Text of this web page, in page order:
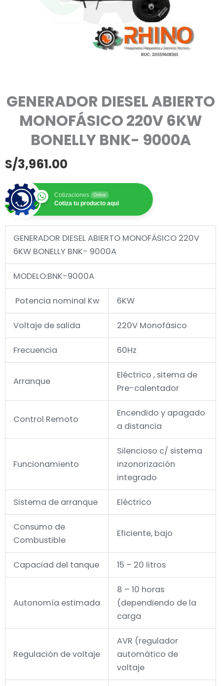
GENERADOR DIESEL ABIERTO
MONOFÁSICO 220V 6KW
BONELLY BNK- 9000A
S/3,961.00
Cotizaciones Online
Cotiza tu producto aqui
GENERADOR DIESEL ABIERTO MONOFÁSICO 220V
6KW BONELLY BNK- 9000A
MODELO:BNK-9000A
Potencia nominal Kw 6KW
Voltaje de salida 220V Monofásico
Frecuencia 60Hz
Arranque
Eléctrico , sitema de
Pre-calentador
Control Remoto
Encendido y apagado
a distancia
Funcionamiento
Silencioso c/ sistema
inzonorización
integrado
Sistema de arranque Eléctrico
Consumo de
Combustible
Eficiente, bajo
Capaciad del tanque 15 – 20 litros
Autonomía estimada
8 – 10 horas
(dependiendo de la
carga
Regulación de voltaje
AVR (regulador
automático de
voltaje